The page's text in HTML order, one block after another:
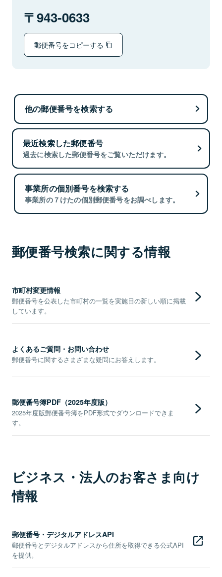
943-0633
郵便番号をコピーする
他の郵便番号を検索する
最近検索した郵便番号
過去に検索した郵便番号をご覧いただけます。
事業所の個別番号を検索する
事業所の７けたの個別郵便番号をお調べします。
郵便番号検索に関する情報
市町村変更情報
郵便番号を公表した市町村の一覧を実施日の新しい順に掲載
しています。
よくあるご質問・お問い合わせ
郵便番号に関するさまざまな疑問にお答えします。
郵便番号簿PDF（2025年度版）
2025年度版郵便番号簿をPDF形式でダウンロードできま
す。
ビジネス・法人のお客さま向け
情報
郵便番号・デジタルアドレスAPI
郵便番号とデジタルアドレスから住所を取得できる公式API
を提供。